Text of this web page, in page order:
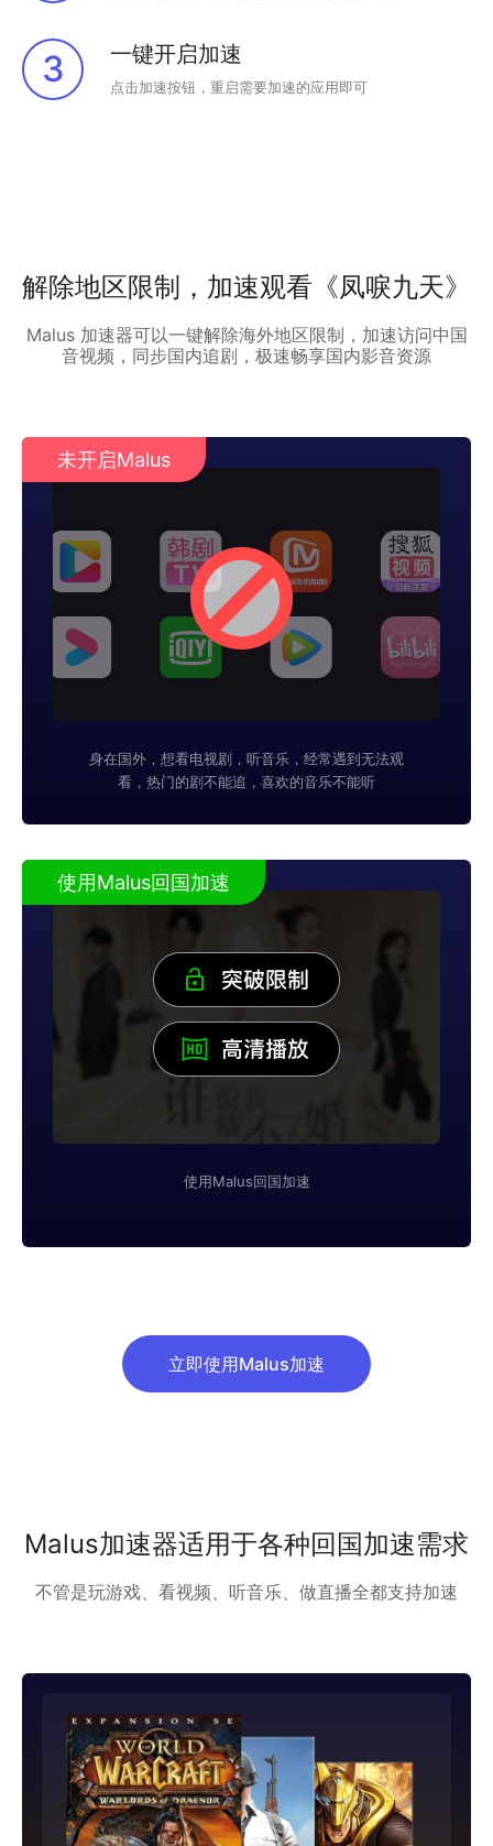
3 一键开启加速
点击加速按钮，重启需要加速的应用即可
解除地区限制，加速观看《凤唳九天》
Malus 加速器可以一键解除海外地区限制，加速访问中国
音视频，同步国内追剧，极速畅享国内影音资源
未开启Malus
身在国外，想看电视剧，听音乐，经常遇到无法观
看，热门的剧不能追，喜欢的音乐不能听
使用Malus回国加速
使用Malus回国加速
立即使用Malus加速
Malus加速器适用于各种回国加速需求
不管是玩游戏、看视频、听音乐、做直播全都支持加速